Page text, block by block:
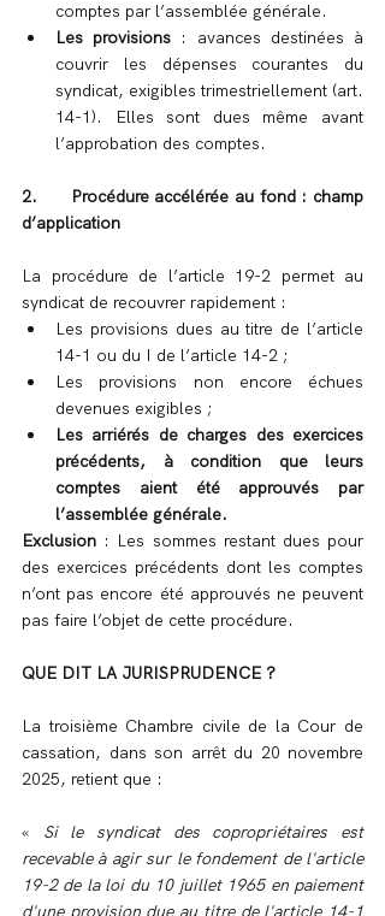
comptes par l’assemblée générale.
Les provisions : avances destinées à
couvrir les dépenses courantes du
syndicat, exigibles trimestriellement (art.
14-1). Elles sont dues même avant
l’approbation des comptes.
2.      Procédure accélérée au fond : champ
d’application
La procédure de l’article 19-2 permet au
syndicat de recouvrer rapidement :
Les provisions dues au titre de l’article
14-1 ou du I de l’article 14-2 ;
Les provisions non encore échues
devenues exigibles ;
Les arriérés de charges des exercices
précédents, à condition que leurs
comptes aient été approuvés par
l’assemblée générale.
Exclusion : Les sommes restant dues pour
des exercices précédents dont les comptes
n’ont pas encore été approuvés ne peuvent
pas faire l’objet de cette procédure.
QUE DIT LA JURISPRUDENCE ?
La troisième Chambre civile de la Cour de
cassation, dans son arrêt du 20 novembre
2025, retient que :
« Si le syndicat des copropriétaires est
recevable à agir sur le fondement de l'article
19-2 de la loi du 10 juillet 1965 en paiement
d'une provision due au titre de l'article 14-1